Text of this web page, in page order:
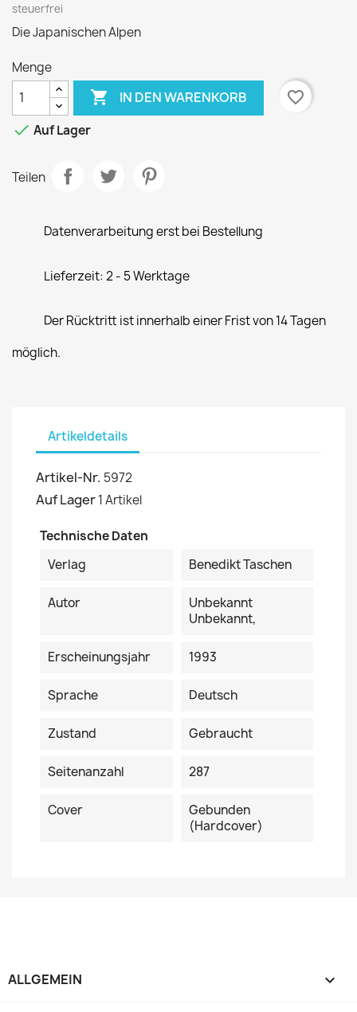
steuerfrei
Die Japanischen Alpen
Menge
 IN DEN WARENKORB
favorite_border
 Auf Lager
Teilen
Datenverarbeitung erst bei Bestellung
Lieferzeit: 2 - 5 Werktage
Der Rücktritt ist innerhalb einer Frist von 14 Tagen
möglich.
Artikeldetails
Artikel-Nr. 5972
Auf Lager1 Artikel
Technische Daten
Verlag
Benedikt Taschen
Autor
Unbekannt
Unbekannt,
Erscheinungsjahr 1993
Sprache Deutsch
Zustand Gebraucht
Seitenanzahl 287
Cover
Gebunden
(Hardcover)
ALLGEMEIN 